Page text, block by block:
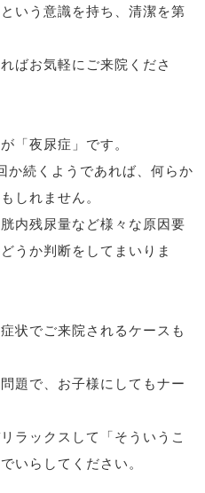
いう意識を持ち、清潔を第
ばお気軽にご来院くださ
「夜尿症」です。
か続くようであれば、何らか
しれません。
内残尿量など様々な原因要
うか判断をしてまいりま
状でご来院されるケースも
題で、お子様にしてもナー
ラックスして「そういうこ
いらしてください。